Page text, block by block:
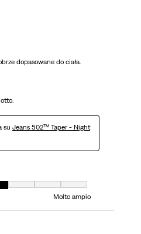
dopasowane do ciała.
su Jeans 502™ Taper - Night
a Molto aderente e 7 è uguale a Molto
Molto ampio